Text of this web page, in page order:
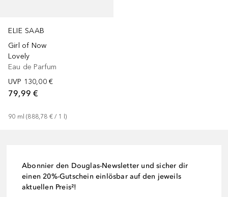
ELIE SAAB
Girl of Now
Lovely
Eau de Parfum
UVP 130,00 €
79,99 €
90 ml (888,78 € / 1 l)
Abonnier den Douglas-Newsletter und sicher dir
einen 20%-Gutschein einlösbar auf den jeweils
aktuellen Preis²!